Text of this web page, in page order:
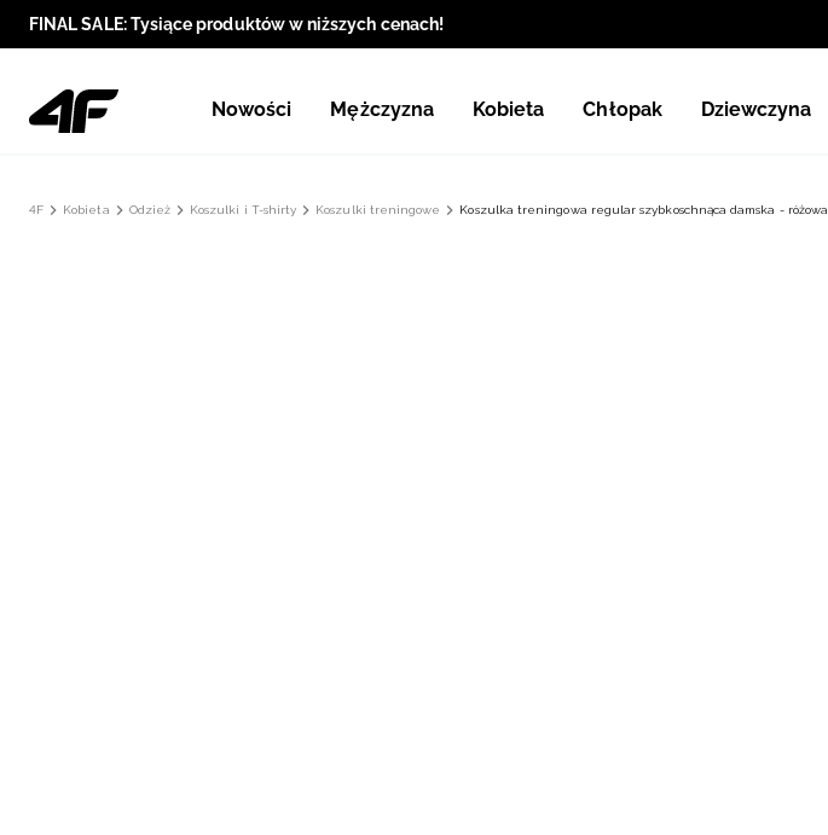
FINAL SALE: Tysiące produktów w niższych cenach!
Nowości Mężczyzna Kobieta Chłopak Dziewczyna
4F Kobieta Odzież Koszulki i T-shirty Koszulki treningowe Koszulka treningowa regular szybkoschnąca damska - różowa